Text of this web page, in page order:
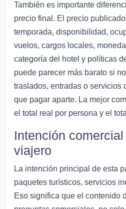
También es importante
precio final. El precio
temporada, disponibilidad,
vuelos, cargos locales,
categoría del hotel y políticas
puede parecer más barato si
traslados, entradas o servicios
que pagar aparte. La mejor
el total real por persona y el
Intención
viajero
La intención principal de esta
paquetes turísticos, servicios
Eso significa que el contenido